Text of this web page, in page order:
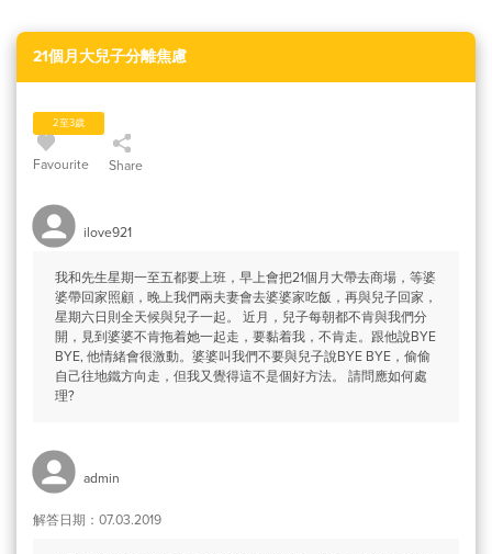
21個月大兒子分離焦慮
2至3歲
Favourite Share
ilove921
我和先生星期一至五都要上班，早上會把21個月大帶去商場，等婆
婆帶回家照顧，晚上我們兩夫妻會去婆婆家吃飯，再與兒子回家，
星期六日則全天候與兒子一起。 近月，兒子每朝都不肯與我們分
開，見到婆婆不肯拖着她一起走，要黏着我，不肯走。跟他說BYE
BYE, 他情緒會很激動。婆婆叫我們不要與兒子說BYE BYE，偷偷
自己往地鐵方向走，但我又覺得這不是個好方法。 請問應如何處
理?
admin
解答日期：07.03.2019